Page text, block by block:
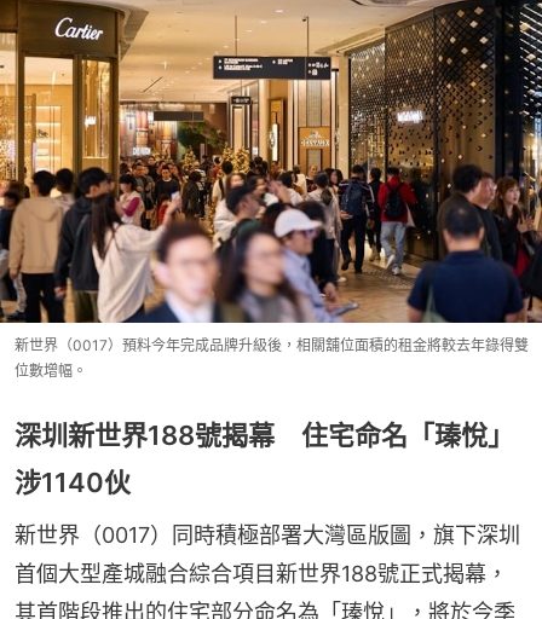
新世界（0017）預料今年完成品牌升級後，相關舖位面積的租金將較去年錄得雙
位數增幅。
深圳新世界188號揭幕 住宅命名「瑧悅」
涉1140伙
新世界（0017）同時積極部署大灣區版圖，旗下深圳
首個大型產城融合綜合項目新世界188號正式揭幕，
其首階段推出的住宅部分命名為「瑧悅」，將於今季